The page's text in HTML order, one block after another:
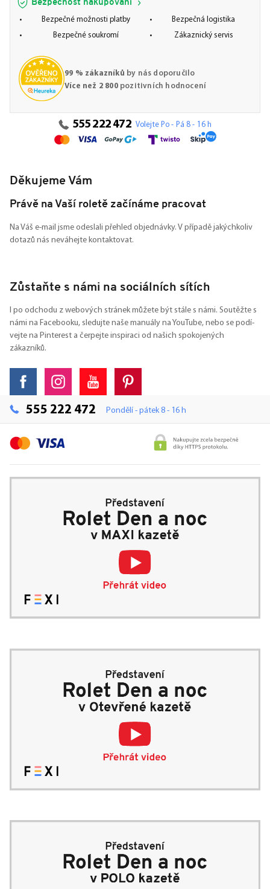
Bezpečnost nakupování
Bezpečné možnosti platby
Bezpečná logistika
Bezpečné soukromí
Zákaznický servis
99 % zákazníků by nás doporučilo
Více než 2 800pozitivních hodnocení
555 222 472 Volejte Po - Pá 8 - 16 h
Děkujeme Vám
Právě na Vaší roletě začínáme pracovat
Na Váš e-mail jsme odeslali přehled objednávky. V případě jakýchkoliv
dotazů nás neváhejte kontaktovat.
Zůstaňte s námi na sociálních sítích
I po odchodu z webových stránek můžete být stále s námi. Soutěžte s
námi na Facebooku, sledujte naše manuály na YouTube, nebo se podí-
vejte na Pinterest a čerpejte inspiraci od našich spokojených
zákazníků.
555 222 472 Pondělí - pátek 8 - 16 h